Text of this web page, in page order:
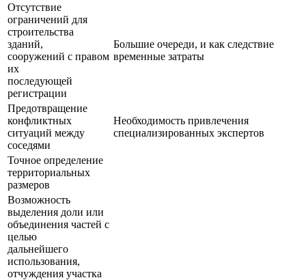
Отсутствие
ограничений для
строительства
зданий,
сооружений с правом
их
последующей
регистрации
Большие очереди, и как следствие
временные затраты
Предотвращение
конфликтных
ситуаций между
соседями
Необходимость привлечения
специализированных экспертов
Точное определение
территориальных
размеров
Возможность
выделения доли или
объединения частей с
целью
дальнейшего
использования,
отчуждения участка